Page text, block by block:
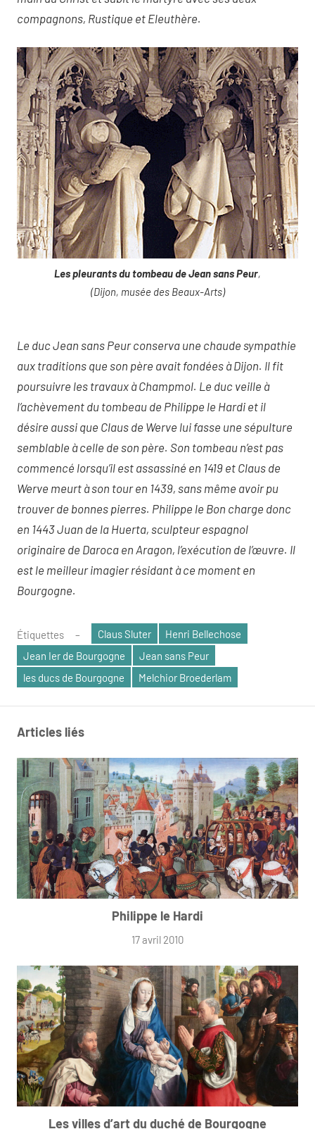
compagnons, Rustique et Eleuthère.
Les pleurants du tombeau de Jean sans Peur,
(Dijon, musée des Beaux-Arts)
Le duc Jean sans Peur conserva une chaude sympathie
aux traditions que son père avait fondées à Dijon. Il fit
poursuivre les travaux à Champmol. Le duc veille à
l’achèvement du tombeau de Philippe le Hardi et il
désire aussi que Claus de Werve lui fasse une sépulture
semblable à celle de son père. Son tombeau n’est pas
commencé lorsqu’il est assassiné en 1419 et Claus de
Werve meurt à son tour en 1439, sans même avoir pu
trouver de bonnes pierres. Philippe le Bon charge donc
en 1443 Juan de la Huerta, sculpteur espagnol
originaire de Daroca en Aragon, l’exécution de l’œuvre. Il
est le meilleur imagier résidant à ce moment en
Bourgogne.
Étiquettes Claus Sluter
Henri Bellechose
Jean Ier de Bourgogne
Jean sans Peur
les ducs de Bourgogne
Melchior Broederlam
Articles liés
Philippe le Hardi
17 avril 2010
Les villes d’art du duché de Bourgogne